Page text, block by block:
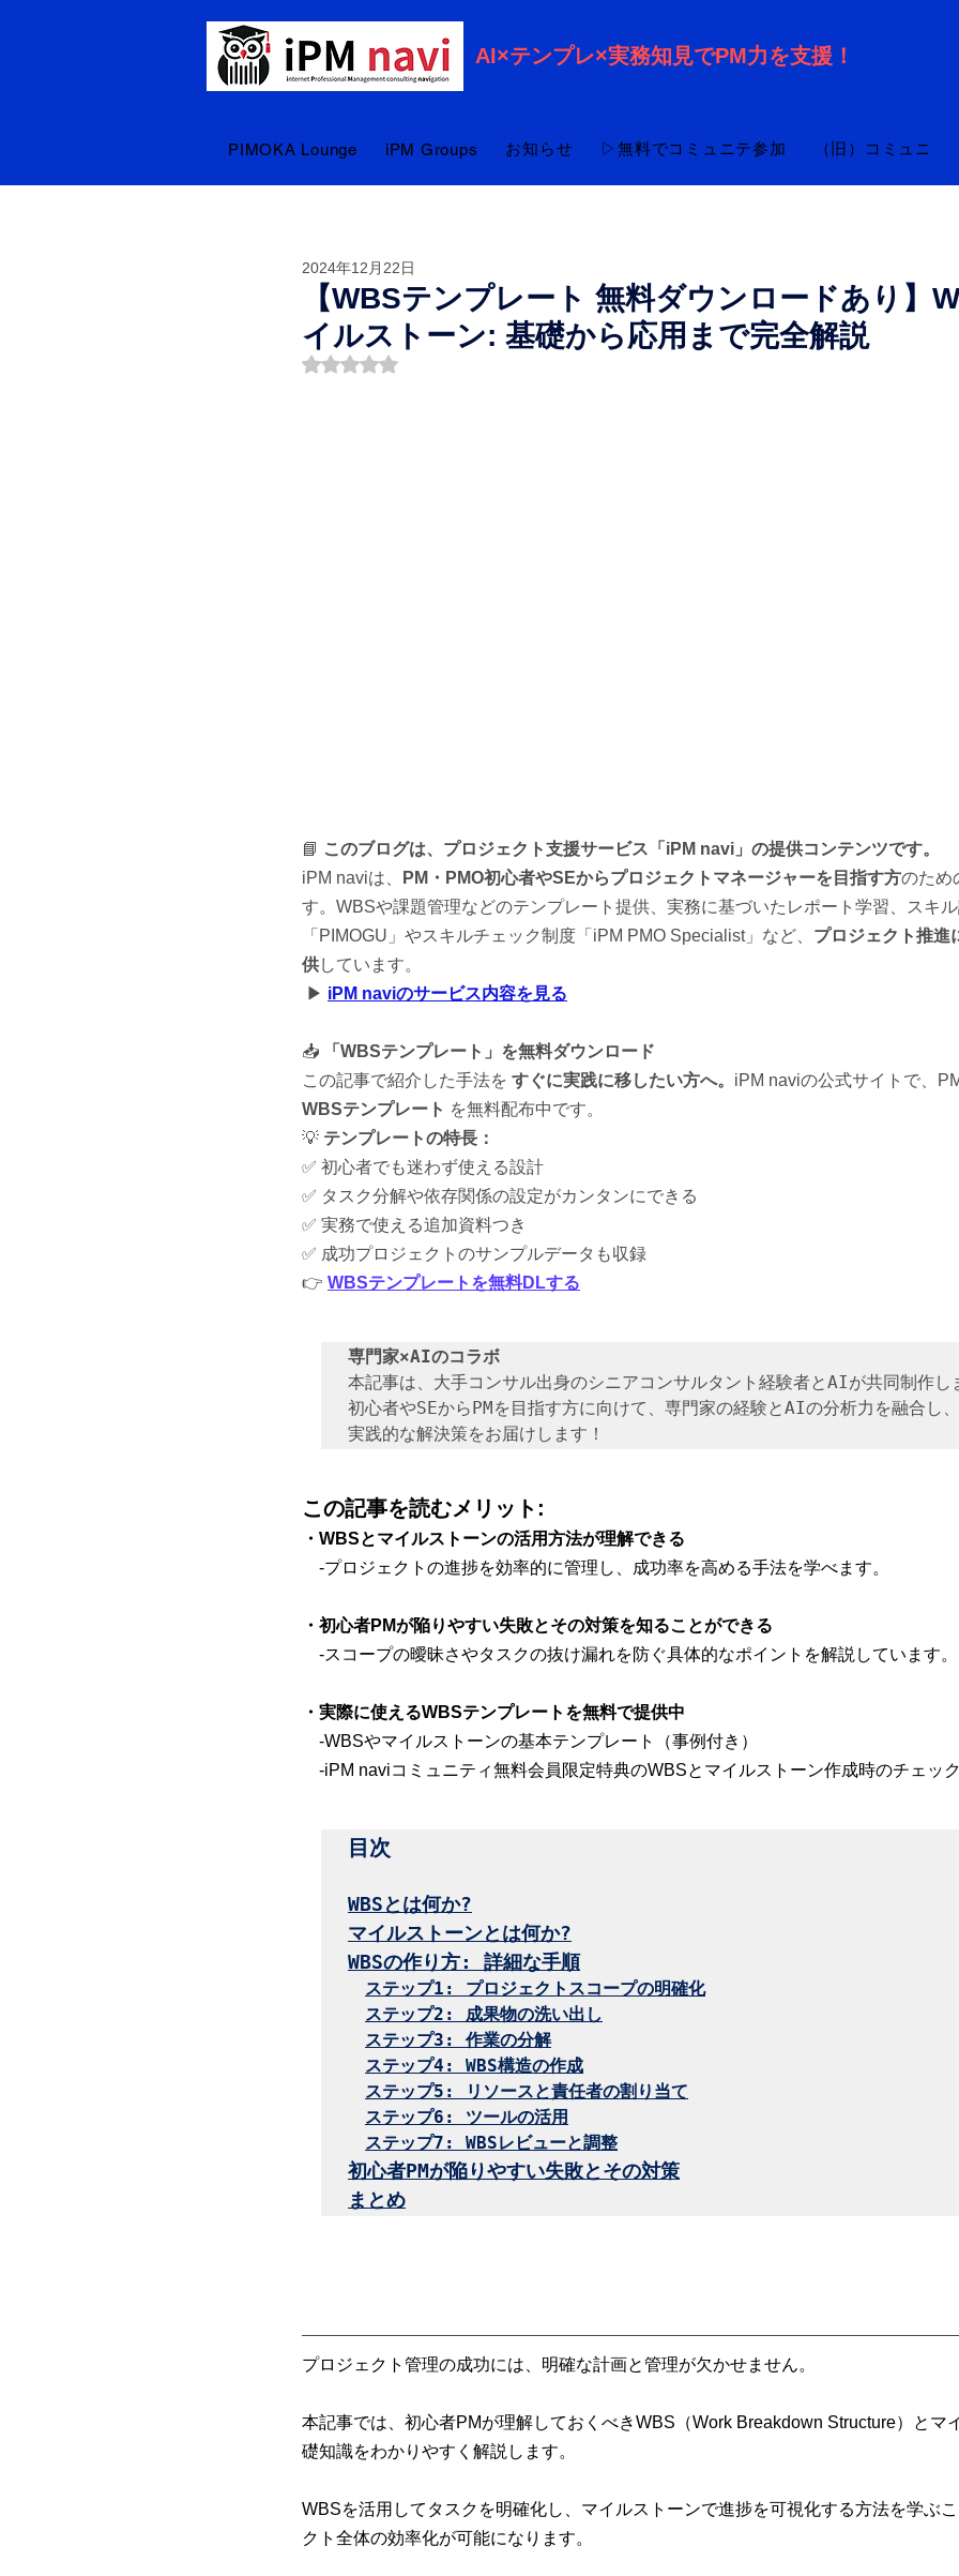
AI×テンプレ×実務知見でPM力を支援！
PIMOKA Lounge iPM Groups お知らせ ▷無料でコミュニテ参加 （旧）コミュニテ
【WBSテンプレート 無料ダウンロードあり】
イルストーン: 基礎から応用まで完全解説
2024年12月22日
5つ星のうちNaNと評価されています。
📘 このブログは、プロジェクト支援サービス「iPM navi」の提供コンテンツです。
iPM naviは、
PM・PMO初心者やSEからプロジェクトマネージャーを目指す方のため
す。WBSや課題管理などのテンプレート提供、実務に基づいたレポート学習、スキ
「PIMOGU」やスキルチェック制度「iPM PMO Specialist」など、 プロジェクト推進
供しています。
▶ iPM naviのサービス内容を見る
📥
「WBSテンプレート」を無料ダウンロード
この記事で紹介した手法を すぐに実践に移したい方へ。 iPM naviの公式サイトで、
WBSテンプレート を無料配布中です。
💡 テンプレートの特長：
✅ 初心者でも迷わず使える設計
✅ タスク分解や依存関係の設定がカンタンにできる
✅ 実務で使える追加資料つき
✅ 成功プロジェクトのサンプルデータも収録
👉 WBSテンプレートを無料DLする
専門家×AIのコラボ
本記事は、大手コンサル出身のシニアコンサルタント経験者とAIが共同制作し
初心者やSEからPMを目指す方に向けて、専門家の経験とAIの分析力を融合し
実践的な解決策をお届けします！
この記事を読むメリット:
・WBSとマイルストーンの活用方法が理解できる
-プロジェクトの進捗を効率的に管理し、成功率を高める手法を学べます。
・初心者PMが陥りやすい失敗とその対策を知ることができる
-スコープの曖昧さやタスクの抜け漏れを防ぐ具体的なポイントを解説しています。
・実際に使えるWBSテンプレートを無料で提供中
-WBSやマイルストーンの基本テンプレート（事例付き）
-iPM naviコミュニティ無料会員限定特典のWBSとマイルストーン作成時のチェッ
目次
WBSとは何か?
マイルストーンとは何か?
WBSの作り方: 詳細な手順
ステップ1: プロジェクトスコープの明確化
ステップ2: 成果物の洗い出し
ステップ3: 作業の分解
ステップ4: WBS構造の作成
ステップ5: リソースと責任者の割り当て
ステップ6: ツールの活用
ステップ7: WBSレビューと調整
初心者PMが陥りやすい失敗とその対策
まとめ
プロジェクト管理の成功には、明確な計画と管理が欠かせません。
本記事では、初心者PMが理解しておくべきWBS（Work Breakdown Structure）とマ
礎知識をわかりやすく解説します。
WBSを活用してタスクを明確化し、マイルストーンで進捗を可視化する方法を学ぶ
クト全体の効率化が可能になります。